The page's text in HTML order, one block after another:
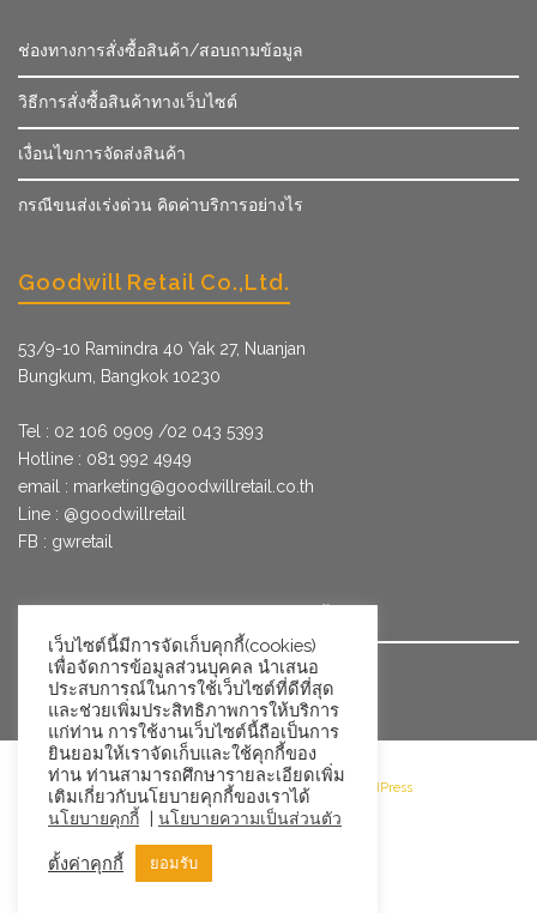
ช่องทางการสั่งซื้อสินค้า/สอบถามข้อมูล
วิธีการสั่งซื้อสินค้าทางเว็บไซต์
เงื่อนไขการจัดส่งสินค้า
กรณีขนส่งเร่งด่วน คิดค่าบริการอย่างไร
Goodwill Retail Co.,Ltd.
53/9­-10 Ramindra 40 Yak 27, Nuanjan
Bungkum, Bangkok 10230
Tel : 02 106 0909 /02 043 5393
Hotline : 081 992 4949
email : marketing@goodwillretail.co.th
Line : @goodwillretail
FB : gwretail
นโยบายข้อมูลส่วนบุคคล
©2026 Goodwill Retail · Powered by WordPress
เว็บไซต์นี้มีการจัดเก็บคุกกี้(cookies)
เพื่อจัดการข้อมูลส่วนบุคคล นำเสนอ
ประสบการณ์ในการใช้เว็บไซต์ที่ดีที่สุด
และช่วยเพิ่มประสิทธิภาพการให้บริการ
แก่ท่าน การใช้งานเว็บไซต์นี้ถือเป็นการ
ยินยอมให้เราจัดเก็บและใช้คุกกี้ของ
ท่าน ท่านสามารถศึกษารายละเอียดเพิ่ม
เติมเกี่ยวกับนโยบายคุกกี้ของเราได้
นโยบายคุกกี้ | นโยบายความเป็นส่วนตัว
ตั้งค่าคุกกี้ ยอมรับ